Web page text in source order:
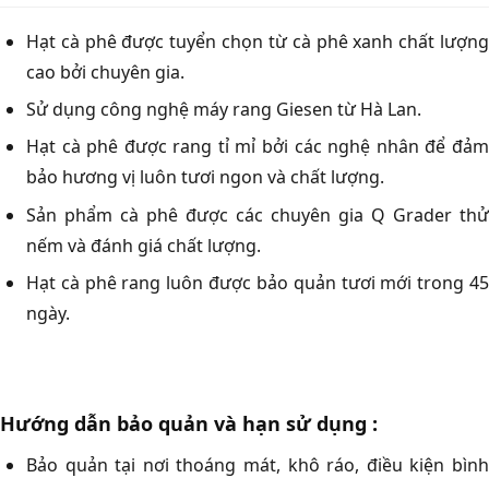
Hạt cà phê được tuyển chọn từ cà phê xanh chất lượng
cao bởi chuyên gia.
Sử dụng công nghệ máy rang Giesen từ Hà Lan.
Hạt cà phê được rang tỉ mỉ bởi các nghệ nhân để đảm
bảo hương vị luôn tươi ngon và chất lượng.
Sản phẩm cà phê được các chuyên gia Q Grader thử
nếm và đánh giá chất lượng.
Hạt cà phê rang luôn được bảo quản tươi mới trong 45
ngày.
Hướng dẫn bảo quản và hạn sử dụng :
Bảo quản tại nơi thoáng mát, khô ráo, điều kiện bình